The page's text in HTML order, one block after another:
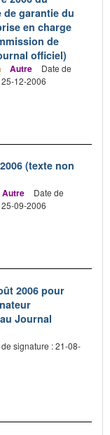
garantie du
en charge
de
officiel)
Autre
Date de
12-2006
(texte non
Autre
Date de
09-2006
2006 pour
Journal
signature : 21-08-